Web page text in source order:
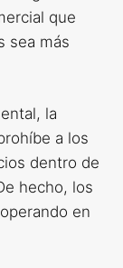
que
sea más
la
a los
dentro de
hecho, los
en